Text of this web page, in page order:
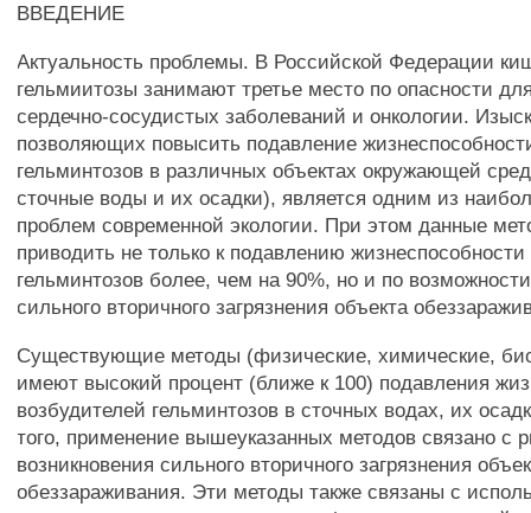
ВВЕДЕНИЕ
Актуальность проблемы. В Российской Федерации
гельмиитозы занимают третье место по опасности
сердечно-сосудистых заболеваний и онкологии.
позволяющих повысить подавление
гельминтозов в различных объектах окружающей
сточные воды и их осадки), является одним из
проблем современной экологии. При этом данные
приводить не только к подавлению
гельминтозов более, чем на 90%, но и по
сильного вторичного загрязнения объекта
Существующие методы (физические, химические,
имеют высокий процент (ближе к 100) подавления
возбудителей гельминтозов в сточных водах, их
того, применение вышеуказанных методов связано с
возникновения сильного вторичного загрязнения
обеззараживания. Эти методы также связаны с